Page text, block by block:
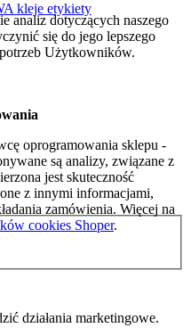
kleje etykiety
analiz dotyczących naszego
się do jego lepszego
Użytkowników.
oprogramowania sklepu -
są analizy, związane z
jest skuteczność
z innymi informacjami,
zamówienia. Więcej na
cookies Shoper.
działania marketingowe.